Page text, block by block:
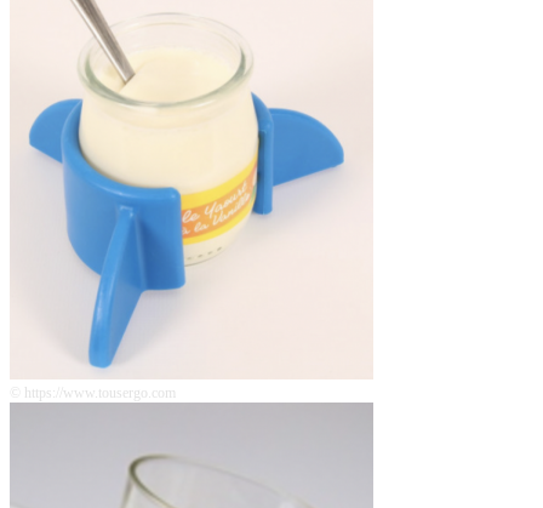
© https://www.tousergo.com